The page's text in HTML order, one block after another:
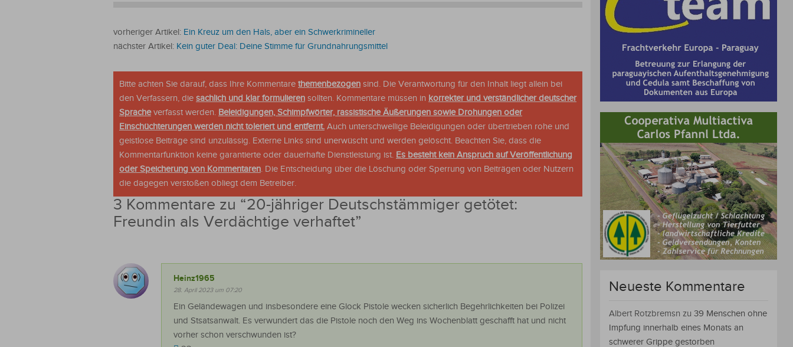
vorheriger Artikel: Ein Kreuz um den Hals, aber ein Schwerkrimineller
nächster Artikel: Kein guter Deal: Deine Stimme für Grundnahrungsmittel
Bitte achten Sie darauf, dass Ihre Kommentare themenbezogen sind. Die Verantwortung für den Inhalt liegt allein bei
den Verfassern, die sachlich und klar formulieren sollten. Kommentare müssen in korrekter und verständlicher deutscher
Spracheverfasst werden. Beleidigungen, Schimpfwörter, rassistische Äußerungen sowie Drohungen oder
Einschüchterungen werden nicht toleriert und entfernt. Auch unterschwellige Beleidigungen oder übertrieben rohe und
geistlose Beiträge sind unzulässig. Externe Links sind unerwüscht und werden gelöscht. Beachten Sie, dass die
Kommentarfunktion keine garantierte oder dauerhafte Dienstleistung ist. Es besteht kein Anspruch auf Veröffentlichung
oder Speicherung von Kommentaren. Die Entscheidung über die Löschung oder Sperrung von Beiträgen oder Nutzern
die dagegen verstoßen obliegt dem Betreiber.
3 Kommentare zu “20-jähriger Deutschstämmiger getötet:
Freundin als Verdächtige verhaftet”
Heinz1965
28. April 2023 um 07:20
Ein Geländewagen und insbesondere eine Glock Pistole wecken sicherlich Begehrlichkeiten bei Polizei
und Stsatsanwalt. Es verwundert das die Pistole noch den Weg ins Wochenblatt geschafft hat und nicht
vorher schon verschwunden ist?
Neueste Kommentare
Albert Rotzbremsn zu 39 Menschen ohne
Impfung innerhalb eines Monats an
schwerer Grippe gestorben